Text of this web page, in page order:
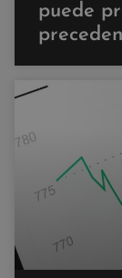
puede